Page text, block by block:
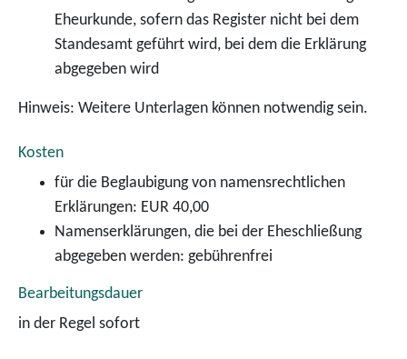
Eheurkunde, sofern das Register nicht bei dem
Standesamt geführt wird, bei dem die Erklärung
abgegeben wird
Hinweis: Weitere Unterlagen können notwendig sein.
Kosten
für die Beglaubigung von namensrechtlichen
Erklärungen: EUR 40,00
Namenserklärungen, die bei der Eheschließung
abgegeben werden: gebührenfrei
Bearbeitungsdauer
in der Regel sofort